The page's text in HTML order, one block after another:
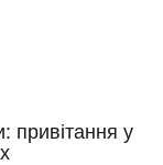
привітання у